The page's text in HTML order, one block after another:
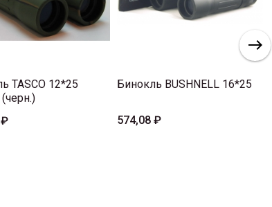
TASCO 12*25
Бинокль BUSHNELL 16*25
574,08 ₽